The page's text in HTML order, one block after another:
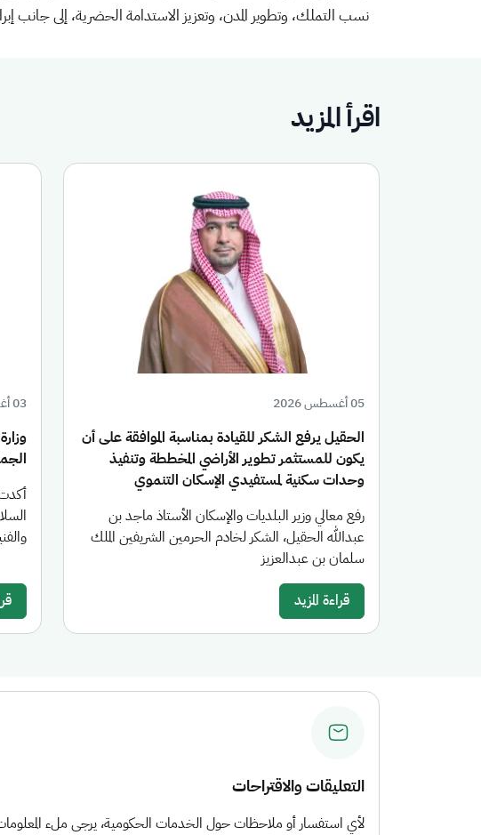
نسب التملك، وتطوير المدن، وتعزيز الاستدامة الحضرية، إلى جانب
اقرأ المزيد
05 أغسطس 2026
الحقيل يرفع الشكر للقيادة بمناسبة الموافقة على أن
يكون للمستثمر تطوير الأراضي المخططة وتنفيذ
وحدات سكنية لمستفيدي الإسكان التنموي
رفع معالي وزير البلديات والإسكان الأستاذ ماجد بن
عبدالله الحقيل، الشكر لخادم الحرمين الشريفين الملك
سلمان بن عبدالعزيز
قراءة المزيد
03 أغسطس 2026
أكدت
التعليقات والاقتراحات
لأي استفسار أو ملاحظات حول الخدمات الحكومية، يرجى ملء المعلومات